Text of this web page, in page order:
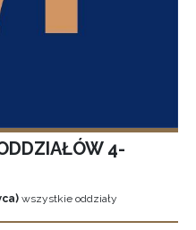
4-
wszystkie oddziały